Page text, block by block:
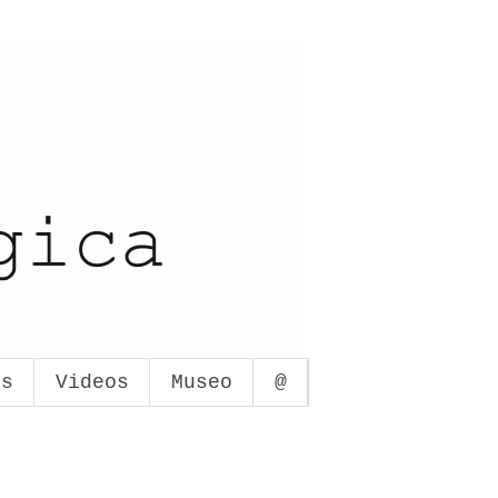
Videos Museo @